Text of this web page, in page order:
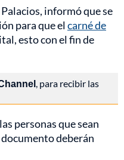
informó que se
para que elcarné de
esto con el fin de
, para recibir las
personas que sean
deberán